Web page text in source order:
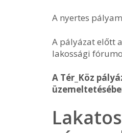
A nyertes
A pályázat előtt
lakossági
A Tér_Köz